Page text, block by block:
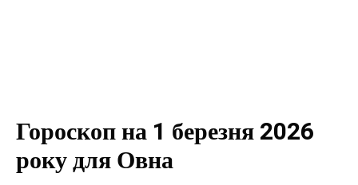
Гороскоп на 1 березня 2026
року для Овна